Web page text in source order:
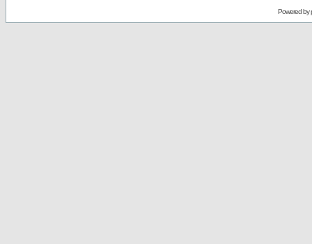
Powered by